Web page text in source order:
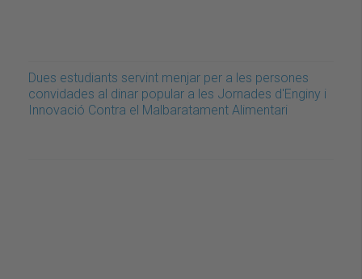
Dues estudiants servint menjar per a les persones
convidades al dinar popular a les Jornades d'Enginy i
Innovació Contra el Malbaratament Alimentari